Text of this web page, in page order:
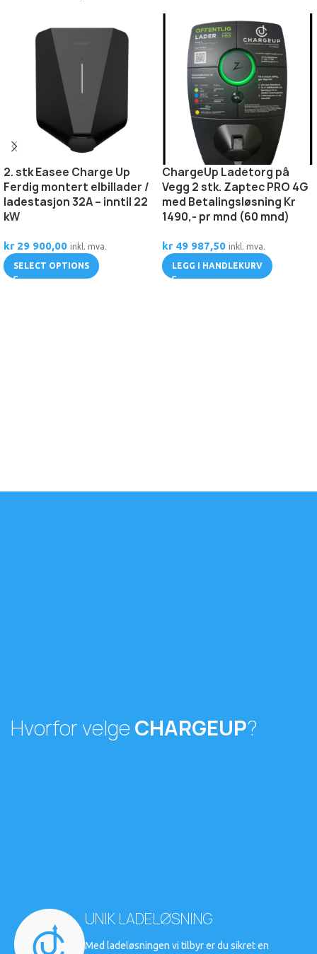
2. stk Easee Charge Up
Ferdig montert elbillader /
ladestasjon 32A – inntil 22
kW
kr 29 900,00 inkl. mva.
SELECT OPTIONS
ChargeUp Ladetorg på
Vegg 2 stk. Zaptec PRO 4G
med Betalingsløsning Kr
1490,- pr mnd (60 mnd)
kr 49 987,50 inkl. mva.
LEGG I HANDLEKURV
Hvorfor velgeCHARGEUP?
UNIK LADELØSNING
Med ladeløsningen vi tilbyr er du sikret en